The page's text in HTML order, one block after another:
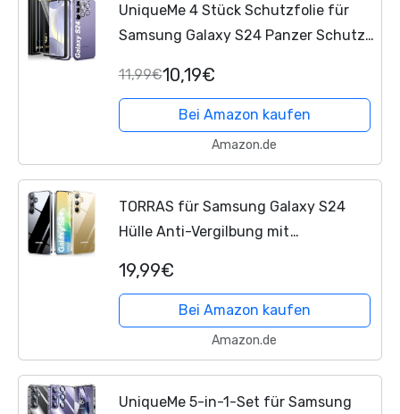
UniqueMe 4 Stück Schutzfolie für
Samsung Galaxy S24 Panzer Schutz
Kameraschutz, 9H Härte Panzerfolie
11,99€10,19€
Bei Amazon kaufen
Amazon.de
TORRAS für Samsung Galaxy S24
Hülle Anti-Vergilbung mit
Handyhülle Stoßfest Kratzfest Hülle
S24 Case Diamant Serie -...
19,99€
Bei Amazon kaufen
Amazon.de
UniqueMe 5-in-1-Set für Samsung